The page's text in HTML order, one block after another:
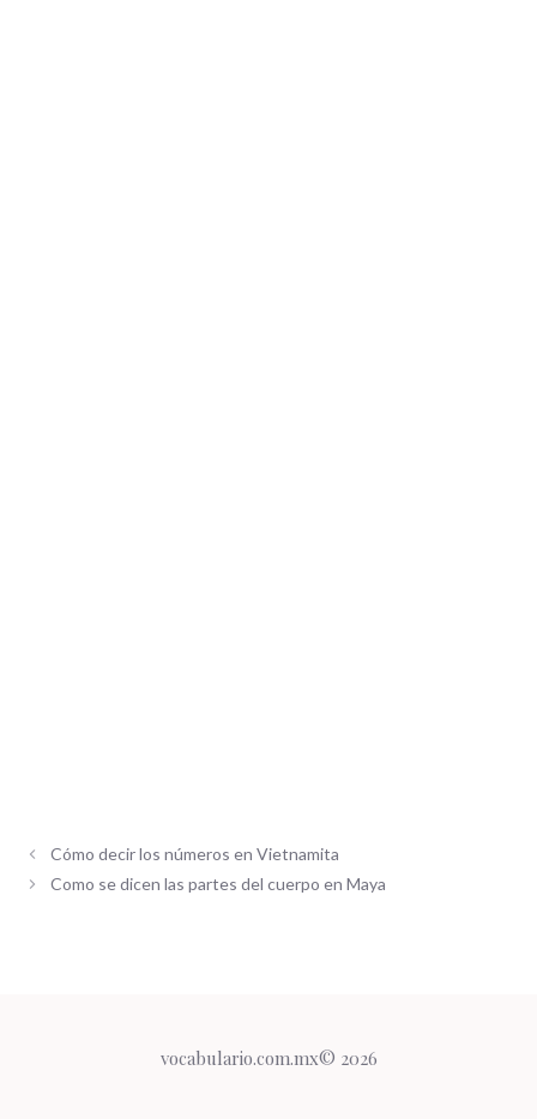
Cómo decir los números en Vietnamita
Como se dicen las partes del cuerpo en Maya
vocabulario.com.mx© 2026